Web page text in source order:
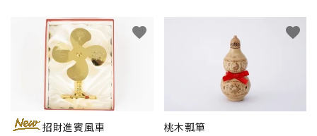
招財進賓風車
favorite
桃木瓢箪
favorite